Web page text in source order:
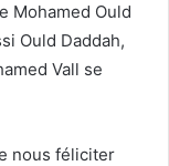
Mohamed Ould
Ould Daddah,
Vall se
nous féliciter